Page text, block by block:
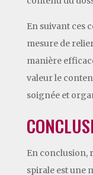
En suivant ces
mesure de
manière
valeur le
soignée et
En conclusion,
spirale est une